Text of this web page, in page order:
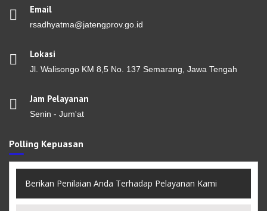
Email
rsadhyatma@jatengprov.go.id
Lokasi
Jl. Walisongo KM 8,5 No. 137 Semarang, Jawa Tengah
Jam Pelayanan
Senin - Jum'at
Polling Kepuasan
Berikan Penilaian Anda Terhadap Pelayanan Kami